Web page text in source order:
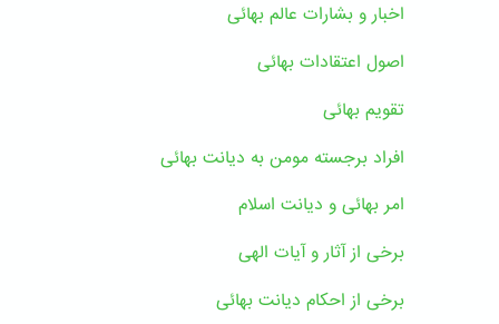
اخبار و بشارات عالم بهائى
اصول اعتقادات بهائی
تقویم بهائی
افراد برجسته مومن به دیانت بهائی
امر بهائی و دیانت اسلام
برخی از آثار و آیات الهی
برخی از احکام دیانت بهائی